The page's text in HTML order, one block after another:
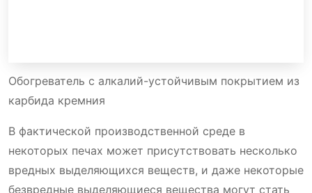
Обогреватель с алкалий-устойчивым покрытием из
карбида кремния
В фактической производственной среде в
некоторых печах может присутствовать несколько
вредных выделяющихся веществ, и даже некоторые
безвредные выделяющиеся вещества могут стать